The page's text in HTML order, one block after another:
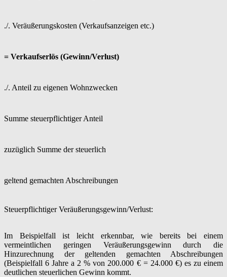
./. Veräußerungskosten (Verkaufsanzeigen etc.)
= Verkaufserlös (Gewinn/Verlust)
./. Anteil zu eigenen Wohnzwecken
Summe steuerpflichtiger Anteil
zuzüglich Summe der steuerlich
geltend gemachten Abschreibungen
Steuerpflichtiger Veräußerungsgewinn/Verlust:
Im Beispielfall ist leicht erkennbar, wie bereits bei einem
vermeintlichen geringen Veräußerungsgewinn durch die
Hinzurechnung der geltenden gemachten Abschreibungen
(Beispielfall 6 Jahre a 2 % von 200.000 € = 24.000 €) es zu einem
deutlichen steuerlichen Gewinn kommt.